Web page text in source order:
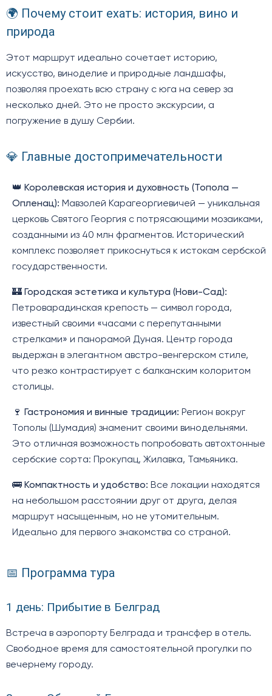
🌍 Почему стоит ехать: история, вино и
природа
Этот маршрут идеально сочетает историю,
искусство, виноделие и природные ландшафы,
позволяя проехать всю страну с юга на север за
несколько дней. Это не просто экскурсии, а
погружение в душу Сербии.
💎 Главные достопримечательности
👑 Королевская история и духовность (Топола —
Опленац): Мавзолей Карагеоргиевичей — уникальная
церковь Святого Георгия с потрясающими мозаиками,
созданными из 40 млн фрагментов. Исторический
комплекс позволяет прикоснуться к истокам сербской
государственности.
🏰 Городская эстетика и культура (Нови-Сад):
Петроварадинская крепость — символ города,
известный своими «часами с перепутанными
стрелками» и панорамой Дуная. Центр города
выдержан в элегантном австро-венгерском стиле,
что резко контрастирует с балканским колоритом
столицы.
🍷 Гастрономия и винные традиции: Регион вокруг
Тополы (Шумадия) знаменит своими винодельнями.
Это отличная возможность попробовать автохтонные
сербские сорта: Прокупац, Жилавка, Тамьяника.
🚌 Компактность и удобство: Все локации находятся
на небольшом расстоянии друг от друга, делая
маршрут насыщенным, но не утомительным.
Идеально для первого знакомства со страной.
📅 Программа тура
1 день: Прибытие в Белград
Встреча в аэропорту Белграда и трансфер в отель.
Свободное время для самостоятельной прогулки по
вечернему городу.